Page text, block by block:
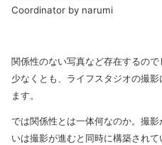
Coordinator by narumi
関係性のない写真など存在するので
少なくとも、ライフスタジオの撮
ます。
では関係性とは一体何なのか。撮
いは撮影が進むと同時に構築され